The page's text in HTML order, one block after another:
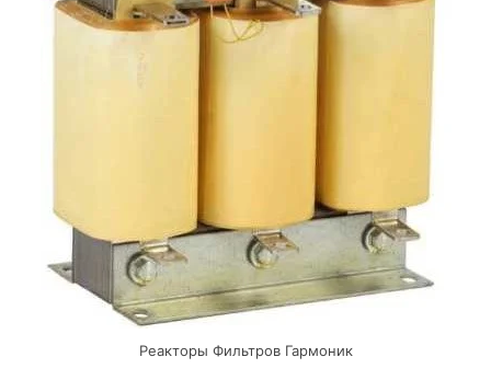
Реакторы Фильтров Гармоник